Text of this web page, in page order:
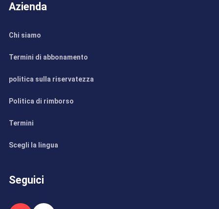
Azienda
Chi siamo
Termini di abbonamento
politica sulla riservatezza
Politica di rimborso
Termini
Scegli la lingua
Seguici